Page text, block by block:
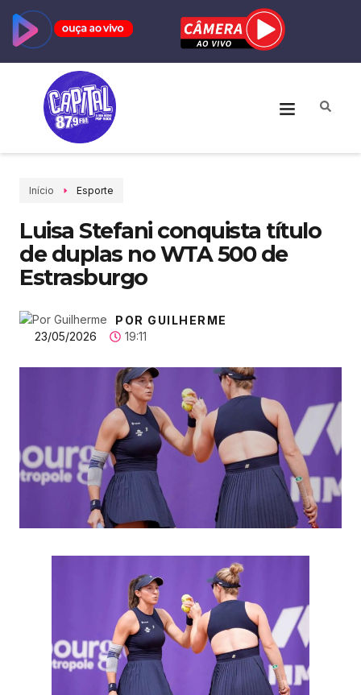
Início Esporte
Luisa Stefani conquista título
de duplas no WTA 500 de
Estrasburgo
POR GUILHERME
23/05/2026
19:11